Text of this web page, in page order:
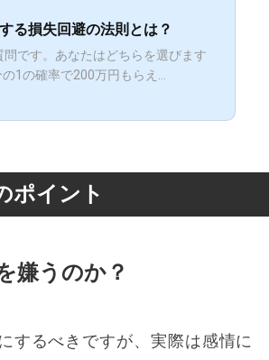
る損失回避の法則とは？
です。あなたはどちらを選びます
の確率で200万円もらえ...
ポイント
嫌うのか？
するべきですが、実際は感情に